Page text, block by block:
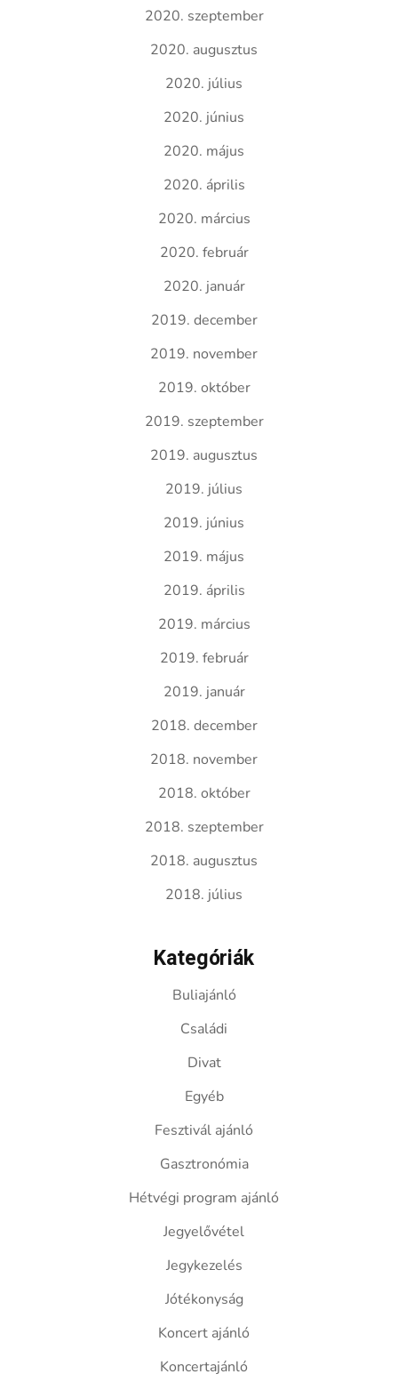
2020. szeptember
2020. augusztus
2020. július
2020. június
2020. május
2020. április
2020. március
2020. február
2020. január
2019. december
2019. november
2019. október
2019. szeptember
2019. augusztus
2019. július
2019. június
2019. május
2019. április
2019. március
2019. február
2019. január
2018. december
2018. november
2018. október
2018. szeptember
2018. augusztus
2018. július
Kategóriák
Buliajánló
Családi
Divat
Egyéb
Fesztivál ajánló
Gasztronómia
Hétvégi program ajánló
Jegyelővétel
Jegykezelés
Jótékonyság
Koncert ajánló
Koncertajánló